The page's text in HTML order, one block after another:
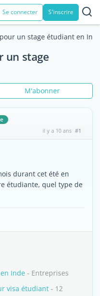
Se connecter S'inscrire
un stage étudiant en
un stage
M'abonner
il y a 10 ans #1
durant cet été en
étudiante, quel type de
Inde - Entreprises
visa étudiant - 12